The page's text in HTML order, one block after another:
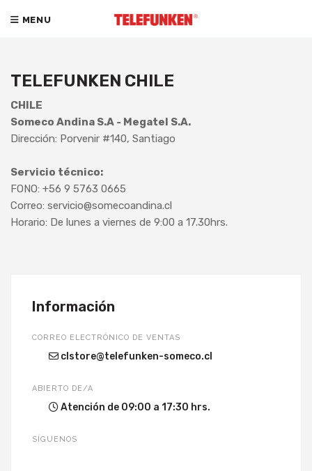
MENU
TELEFUNKEN CHILE
CHILE
Someco Andina S.A - Megatel S.A.
Dirección: Porvenir #140, Santiago
Servicio técnico:
FONO: +56 9 5763 0665
Correo: servicio@somecoandina.cl
Horario: De lunes a viernes de 9:00 a 17.30hrs.
Información
CORREO ELECTRÓNICO DE VENTAS
clstore@telefunken-someco.cl
ABIERTO DE/A
Atención de 09:00 a 17:30 hrs.
SÍGUENOS